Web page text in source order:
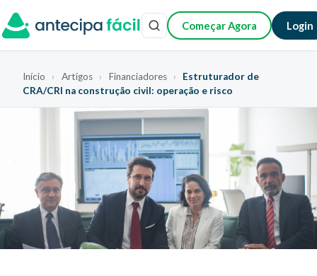
Começar Agora Login
Início › Artigos › Financiadores ›
Estruturador de
CRA/CRI na construção civil: operação e risco